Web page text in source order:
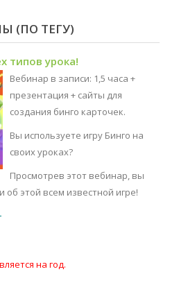
(ПО ТЕГУ)
типов урока!
Вебинар в записи: 1,5 часа +
презентация + сайты для
создания бинго карточек.
Вы используете игру Бинго на
своих уроках?
Просмотрев этот вебинар, вы
об этой всем известной игре!
на год.